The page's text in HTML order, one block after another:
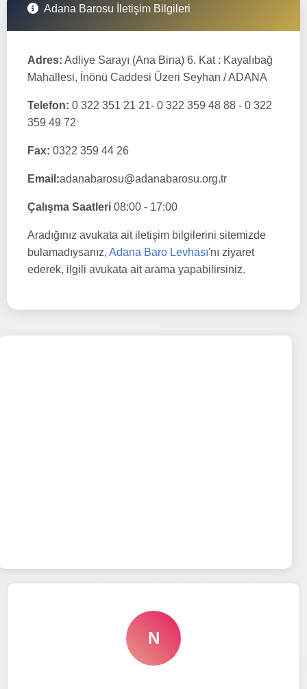
Adana Barosu İletişim Bilgileri
Adres: Adliye Sarayı (Ana Bina) 6. Kat : Kayalıbağ
Mahallesi, İnönü Caddesi Üzeri Seyhan / ADANA
Telefon: 0 322 351 21 21- 0 322 359 48 88 - 0 322
359 49 72
Fax: 0322 359 44 26
Email:adanabarosu@adanabarosu.org.tr
Çalışma Saatleri 08:00 - 17:00
Aradığınız avukata ait iletişim bilgilerini sitemizde
bulamadıysanız, Adana Baro Levhası'nı ziyaret
ederek, ilgili avukata ait arama yapabilirsiniz.
N